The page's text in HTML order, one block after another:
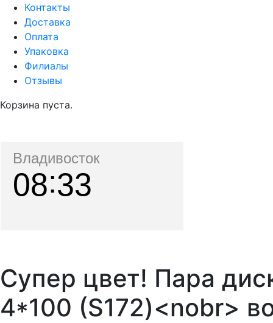
Контакты
Доставка
Оплата
Упаковка
Филиалы
Отзывы
Корзина пуста.
Владивосток
08 33
Супер цвет! Пара
4*100 (S172)<nobr>